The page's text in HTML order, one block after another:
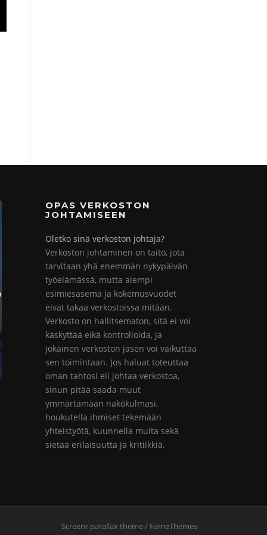
OPAS VERKOSTON
JOHTAMISEEN
Oletko sinä verkoston johtaja?
Verkoston johtaminen on taito, jota
tarvitaan yhä enemmän nykypäivän
työelämässä, mutta aiempi
esimiesasema ja kokemusvuodet
eivät takaa verkostoissa mitään.
Verkosto on hallitsematon, sitä ei voi
käskyttää eikä kontrolloida, ja
jokainen verkoston jäsen voi vaikuttaa
sen toimintaan. Jos haluat toteuttaa
oman tahtosi eli johtaa verkostoa,
sinun pitää saada muut
ymmärtämään näkökulmasi,
houkutella ihmiset tekemään
yhteistyötä, kuunnella muita sekä
sietää erilaisuutta ja kritiikkiä.
Screenr parallax theme/ FameThemes